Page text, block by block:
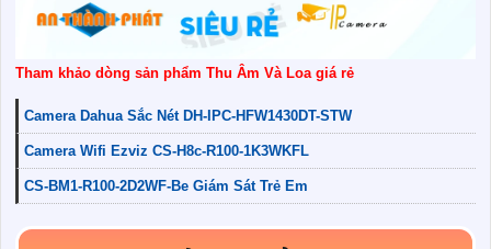
Tham khảo dòng sản phẩm Thu Âm Và Loa giá rẻ
Camera Dahua Sắc Nét DH-IPC-HFW1430DT-STW
Camera Wifi Ezviz CS-H8c-R100-1K3WKFL
CS-BM1-R100-2D2WF-Be Giám Sát Trẻ Em